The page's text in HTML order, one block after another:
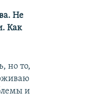
Не
Как
но то,
и